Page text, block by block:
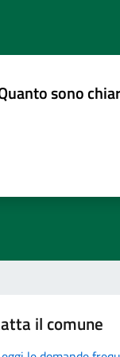
sono
il comune